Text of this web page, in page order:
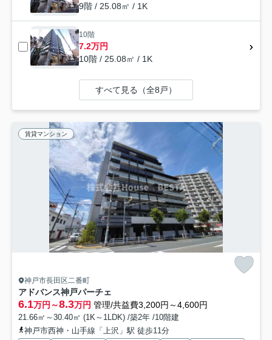
9階 / 25.08㎡ / 1K
10階
7.2万円
10階 / 25.08㎡ / 1K
すべて見る（全8戸）
賃貸マンション
神戸市長田区二番町
アドバンス神戸パーチェ
6.1万円～8.3万円 管理/共益費3,200円～4,600円
21.66㎡～30.40㎡ (1K～1LDK) /築2年 /10階建
神戸市西神・山手線「上沢」駅 徒歩11分